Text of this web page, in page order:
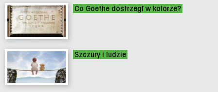
Co Goethe dostrzegł w kolorze?
Szczury i ludzie